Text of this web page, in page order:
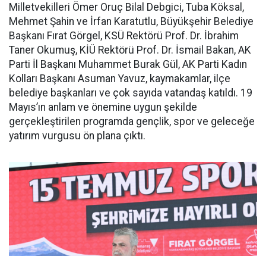
Milletvekilleri Ömer Oruç Bilal Debgici, Tuba Köksal,
Mehmet Şahin ve İrfan Karatutlu, Büyükşehir Belediye
Başkanı Fırat Görgel, KSÜ Rektörü Prof. Dr. İbrahim
Taner Okumuş, KİÜ Rektörü Prof. Dr. İsmail Bakan, AK
Parti İl Başkanı Muhammet Burak Gül, AK Parti Kadın
Kolları Başkanı Asuman Yavuz, kaymakamlar, ilçe
belediye başkanları ve çok sayıda vatandaş katıldı. 19
Mayıs’ın anlam ve önemine uygun şekilde
gerçekleştirilen programda gençlik, spor ve geleceğe
yatırım vurgusu ön plana çıktı.